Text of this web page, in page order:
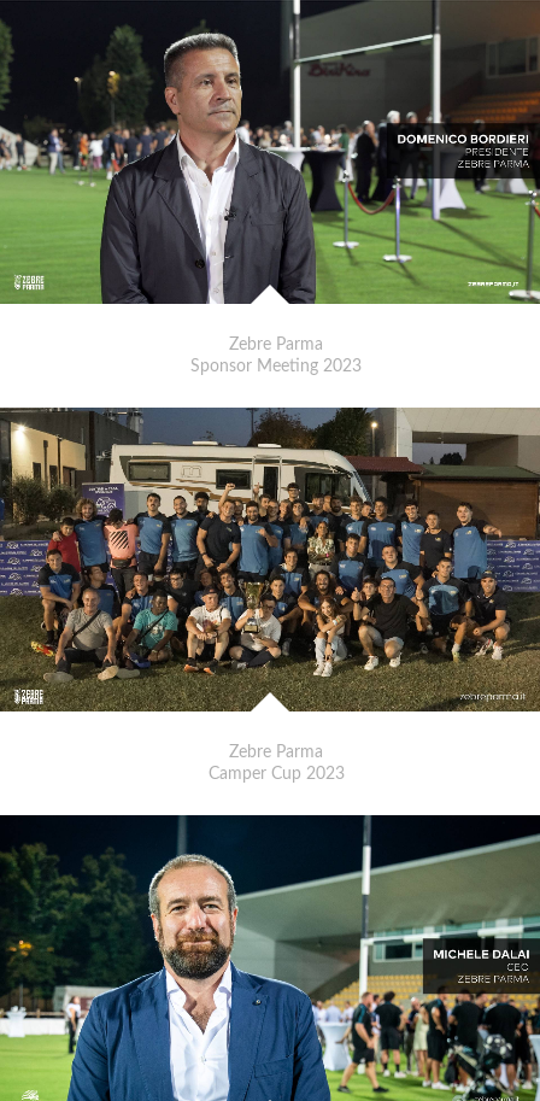
Zebre Parma
Sponsor Meeting 2023
Zebre Parma
Camper Cup 2023